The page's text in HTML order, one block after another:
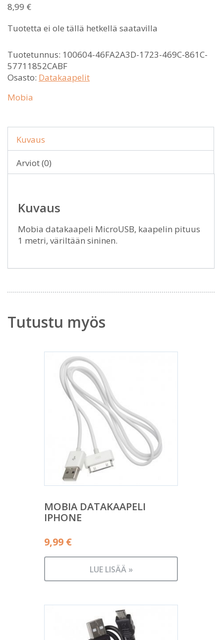
8,99 €
Tuotetta ei ole tällä hetkellä saatavilla
Tuotetunnus: 100604-46FA2A3D-1723-469C-861C-
57711852CABF
Osasto: Datakaapelit
Mobia
Kuvaus
Arviot (0)
Kuvaus
Mobia datakaapeli MicroUSB, kaapelin pituus
1 metri, väriltään sininen.
Tutustu myös
MOBIA DATAKAAPELI
IPHONE
9,99 €
LUE LISÄÄ »